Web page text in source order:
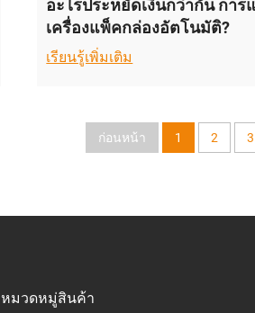
อะไรประหยัดเงินกว่ากัน กา
เครื่องแพ็คกล่องอัตโนมัติ?
เรียนรู้เพิ่มเติม
ก่อนหน้า 1 2 3
หมวดหมู่สินค้า